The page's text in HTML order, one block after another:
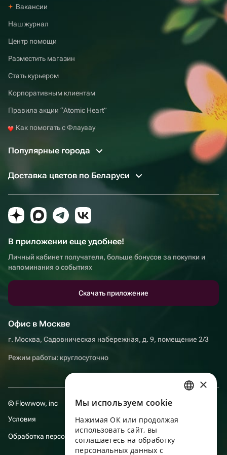
Вакансии
Наш журнал
Центр помощи
Разместить магазин
Стать курьером
Корпоративным клиентам
Правила акции “Atomic Heart”
Как помогать с Флаувау
Популярные города
Доставка цветов по Беларуси
В приложении еще удобнее!
Личный кабинет получателя, больше бонусов за покупки и
напоминания о событиях
Скачать приложение
Офис в Москве
г. Москва, Садовническая набережная, д. 9, помещение 2/3
Режим работы: круглосуточно
© Flowwow, inc
Условия
Обработка персональных данных
ENGLISH
UKRAINIAN
×
Мы используем сookie
Нажимая ОК или продолжая
использовать сайт, вы
соглашаетесь на обработку
персональных данных с